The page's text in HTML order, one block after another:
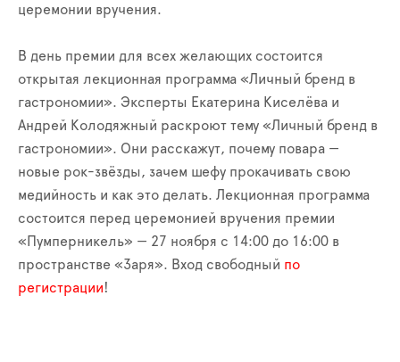
церемонии вручения.
В день премии для всех желающих состоится
открытая лекционная программа «Личный бренд в
гастрономии». Эксперты Екатерина Киселёва и
Андрей Колодяжный раскроют тему «Личный бренд в
гастрономии». Они расскажут, почему повара —
новые рок-звёзды, зачем шефу прокачивать свою
медийность и как это делать. Лекционная программа
состоится перед церемонией вручения премии
«Пумперникель» — 27 ноября с 14:00 до 16:00 в
пространстве «Заря». Вход свободный по
регистрации!